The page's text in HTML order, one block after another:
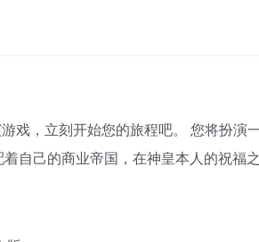
戏，立刻开始您的旅程吧。 您将扮演
自己的商业帝国，在神皇本人的祝福之